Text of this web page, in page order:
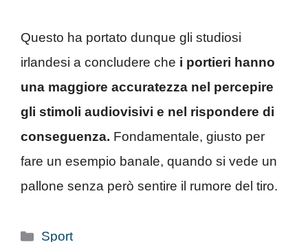
Questo ha portato dunque gli studiosi
irlandesi a concludere che i portieri hanno
una maggiore accuratezza nel percepire
gli stimoli audiovisivi e nel rispondere di
conseguenza. Fondamentale, giusto per
fare un esempio banale, quando si vede un
pallone senza però sentire il rumore del tiro.
Categorie
Sport